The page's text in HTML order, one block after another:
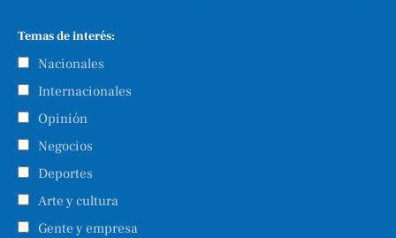
Temas de interés:
Nacionales
Internacionales
Opinión
Negocios
Deportes
Arte y cultura
Gente y empresa